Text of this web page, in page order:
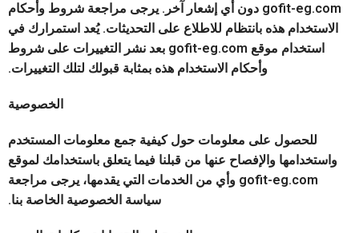
gofit-eg.com دون أي إشعار آخر. يرجى مراجعة شروط وأحكام
الاستخدام هذه بانتظام للاطلاع على التحديثات. يُعد استمرارك في
استخدام موقع gofit-eg.com بعد نشر التغييرات على شروط
وأحكام الاستخدام هذه بمثابة قبولك لتلك التغييرات.
الخصوصية
للحصول على معلومات حول كيفية جمع معلومات المستخدم
واستخدامها والإفصاح عنها من قبلنا فيما يتعلق باستخدامك لموقع
gofit-eg.com وأي من الخدمات التي يقدمها، يرجى مراجعة
سياسة الخصوصية الخاصة بنا.